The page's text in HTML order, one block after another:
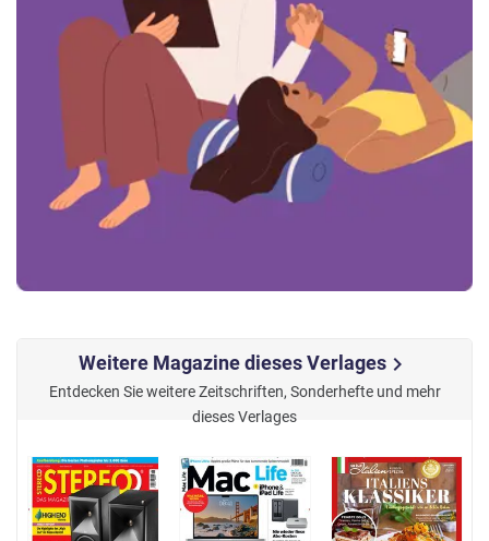
Weitere Magazine dieses Verlageschevron_right
Entdecken Sie weitere Zeitschriften, Sonderhefte und mehr
dieses Verlages